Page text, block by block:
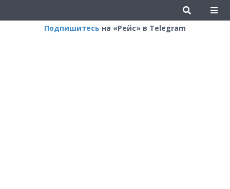
Подпишитесь на «Рейс» в Telegram